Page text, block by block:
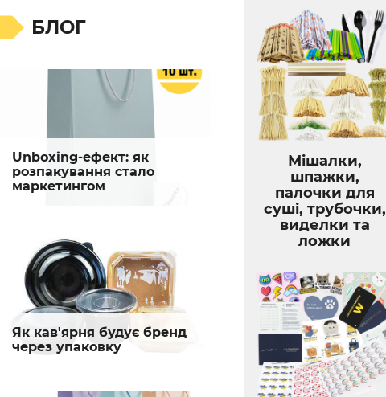
БЛОГ
Unboxing-ефект: як
розпакування стало
маркетингом
Як кав'ярня будує бренд
через упаковку
Мішалки,
шпажки,
палочки для
суші, трубочки,
виделки та
ложки